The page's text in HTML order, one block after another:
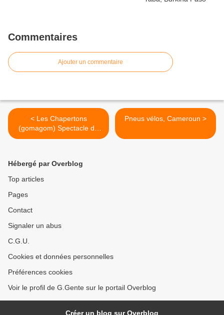
Commentaires
Ajouter un commentaire
< Les Chapertons
(gomagom) Spectacle de
chambres à air
Pneus vélos, Cameroun >
Hébergé par Overblog
Top articles
Pages
Contact
Signaler un abus
C.G.U.
Cookies et données personnelles
Préférences cookies
Voir le profil de G.Gente sur le portail Overblog
Créer un blog sur Overblog